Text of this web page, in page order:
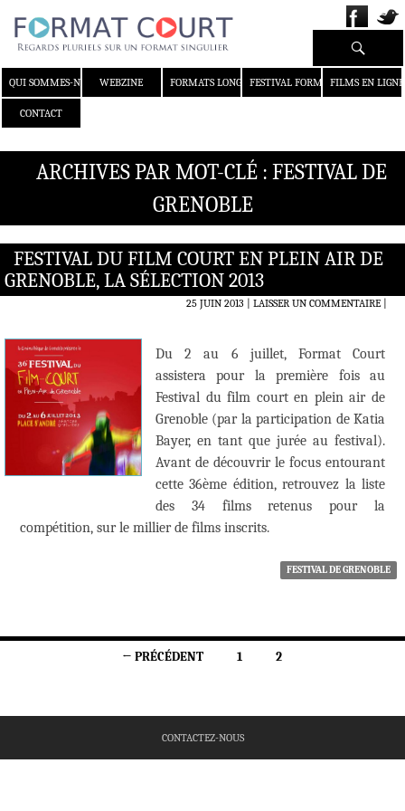
QUI SOMMES-NOUS ?WEBZINE FORMATS LONGS FESTIVAL FORMAT COURT
FILMS EN LIGNE
CONTACT
Recherche
ARCHIVES PAR MOT-CLÉ : FESTIVAL DE
GRENOBLE
FESTIVAL DU FILM COURT EN PLEIN AIR DE
GRENOBLE, LA SÉLECTION 2013
25 JUIN 2013 LAISSER UN COMMENTAIRE|
Du 2 au 6 juillet, Format Court
assistera pour la première fois au
Festival du film court en plein air de
Grenoble (par la participation de Katia
Bayer, en tant que jurée au festival).
Avant de découvrir le focus entourant
cette 36ème édition, retrouvez la liste
des 34 films retenus pour la
compétition, sur le millier de films inscrits.
FESTIVAL DE GRENOBLE
← PRÉCÉDENT 1 2
CONTACTEZ-NOUS